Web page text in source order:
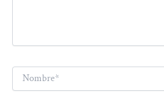
Nombre*